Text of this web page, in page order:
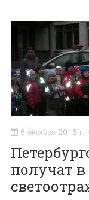
6 октября 2015
получат